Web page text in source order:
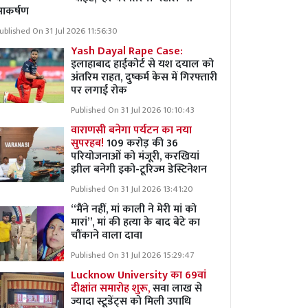
On 31 Jul 2026 11:56:30
Yash Dayal Rape Case:
इलाहाबाद हाईकोर्ट से यश दयाल को
अंतरिम राहत, दुष्कर्म केस में गिरफ्तारी
पर लगाई रोक
Published On 31 Jul 2026 10:10:43
वाराणसी बनेगा पर्यटन का नया
सुपरहब!109 करोड़ की 36
परियोजनाओं को मंजूरी, करखियां
झील बनेगी इको-टूरिज्म डेस्टिनेशन
Published On 31 Jul 2026 13:41:20
“मैंने नहीं, मां काली ने मेरी मां को
मारां”, मां की हत्या के बाद बेटे का
चौंकाने वाला दावा
Published On 31 Jul 2026 15:29:47
Lucknow University का 69वां
दीक्षांत समारोह शुरू,सवा लाख से
ज्यादा स्टूडेंट्स को मिली उपाधि